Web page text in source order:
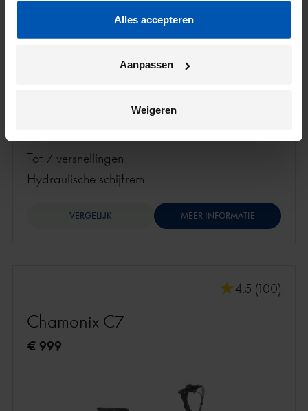
Alles accepteren
Aanpassen
Weigeren
Tot 7 versnellingen
hydraulische schijfrem
VERGELIJK MEER INFORMATIE
4.5 (100)
Chamonix C7
€ 999